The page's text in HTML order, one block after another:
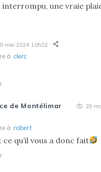
une vraie
mai 2024 10h02
à clerc
de Montélimar 29
à robert
ce qu’il vous a donc fait